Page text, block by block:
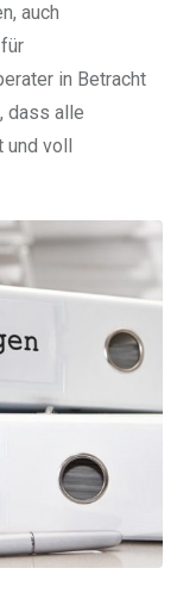
auch
in Betracht
dass alle
voll